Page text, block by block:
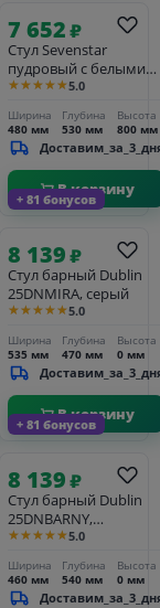
7 652₽
Стул Sevenstar
пудровый с белыми
ножками
★★★★★5.0
Ширина
480 мм
Глубина
530 мм
Высота
800 мм
В корзину
+ 81 бонусов
8 139₽
Стул барный Dublin
25DNMIRA, серый
★★★★★5.0
Ширина
535 мм
Глубина
470 мм
Высота
0 мм
В корзину
+ 81 бонусов
8 139₽
Стул барный Dublin
25DNBARNY,
кремовый
★★★★★5.0
Ширина
460 мм
Глубина
540 мм
Высота
0 мм